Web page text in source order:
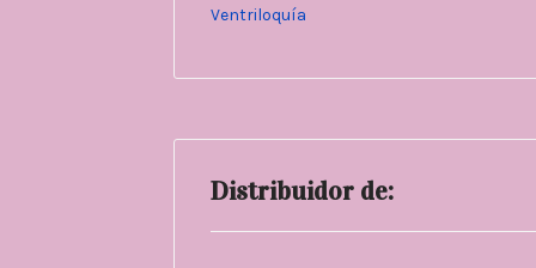
Ventriloquía
Distribuidor de: